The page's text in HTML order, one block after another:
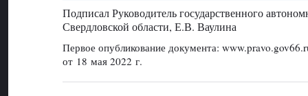
Подписал Руководитель государственного
Свердловской области, Е.В. Ваулина
Первое опубликование документа:
от 18 мая 2022 г.